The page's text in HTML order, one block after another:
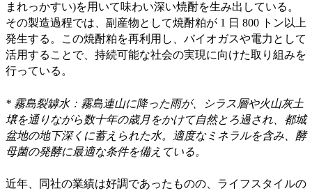
まれっかすい)を用いて味わい深い焼酎を生み出している。
その製造過程では、副産物として焼酎粕が 1 日 800 トン以上
発生する。この焼酎粕を再利用し、バイオガスや電力として
活用することで、持続可能な社会の実現に向けた取り組みを
行っている。
* 霧島裂罅水：霧島連山に降った雨が、シラス層や火山灰土
壌を通りながら数十年の歳月をかけて自然とろ過され、都城
盆地の地下深くに蓄えられた水。適度なミネラルを含み、酵
母菌の発酵に最適な条件を備えている。
近年、同社の業績は好調であったものの、ライフスタイルの